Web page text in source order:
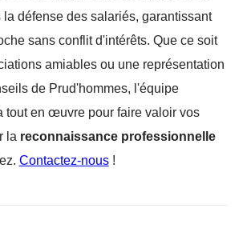
défense des salariés, garantissant
sans conflit d'intérêts. Que ce soit
amiables ou une représentation
de Prud'hommes, l'équipe
tout en œuvre pour faire valoir vos
la reconnaissance professionnelle
Contactez-nous!